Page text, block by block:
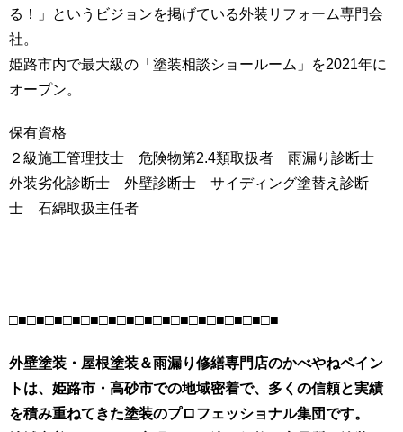
る！」というビジョンを掲げている外装リフォーム専門会
社。
姫路市内で最大級の「塗装相談ショールーム」を2021年に
オープン。
保有資格
２級施工管理技士 危険物第2.4類取扱者 雨漏り診断士
外装劣化診断士 外壁診断士 サイディング塗替え診断
士 石綿取扱主任者
□■□■□■□■□■□■□■□■□■□■□■□■□■□■□■
外壁塗装・屋根塗装＆雨漏り修繕専門店のかべやねペイン
トは、姫路市・高砂市での地域密着で、多くの信頼と実績
を積み重ねてきた塗装のプロフェッショナル集団です。